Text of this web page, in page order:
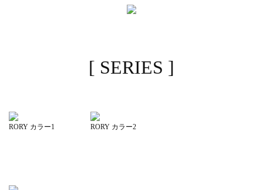
[ SERIES ]
RORY カラー1 RORY カラー2